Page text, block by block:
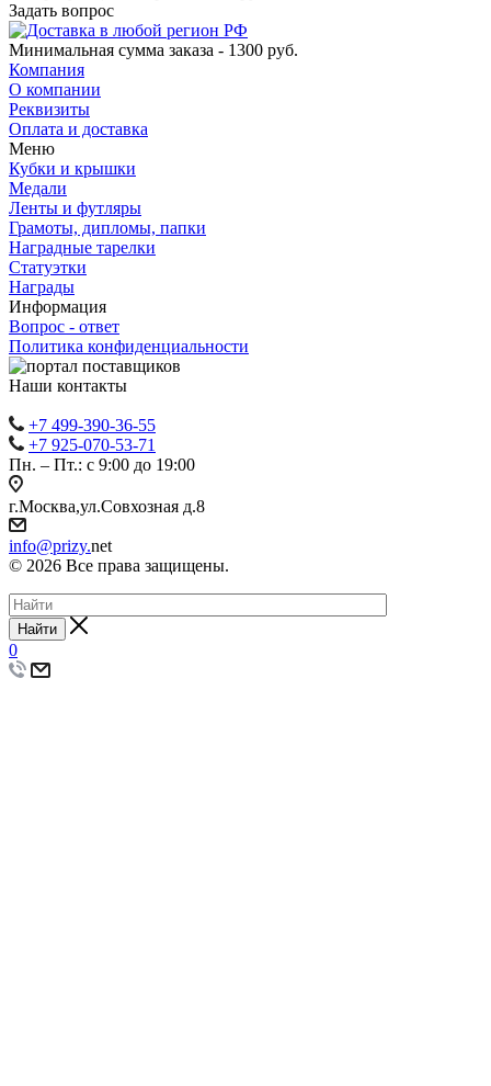
Задать вопрос
Минимальная сумма заказа - 1300 руб.
Компания
О компании
Реквизиты
Оплата и доставка
Меню
Кубки и крышки
Медали
Ленты и футляры
Грамоты, дипломы, папки
Наградные тарелки
Статуэтки
Награды
Информация
Вопрос - ответ
Политика конфиденциальности
Наши контакты
+7 499-390-36-55
+7 925-070-53-71
Пн. – Пт.: с 9:00 до 19:00
г.Москва,ул.Совхозная д.8
info@prizy.net
© 2026 Все права защищены.
Найти
0